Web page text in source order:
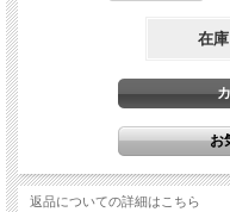
在庫
返品についての詳細はこちら